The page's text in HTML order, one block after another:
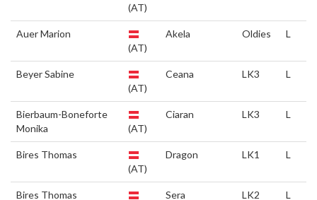
(AT)
Auer Marion
(AT)
Akela Oldies L
Beyer Sabine
(AT)
Ceana LK3 L
Bierbaum-Boneforte
Monika
(AT)
Ciaran LK3 L
Bires Thomas
(AT)
Dragon LK1 L
Bires Thomas
Sera LK2 L